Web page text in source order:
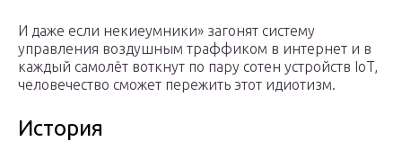
И даже если некиеумники» загонят систему
управления воздушным траффиком в интернет и в
каждый самолёт воткнут по пару сотен устройств IoT,
человечество сможет пережить этот идиотизм.
История